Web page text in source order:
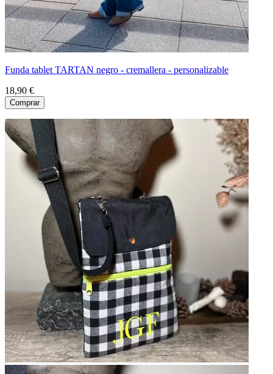
Funda tablet TARTAN negro - cremallera - personalizable
18,90 €
Comprar